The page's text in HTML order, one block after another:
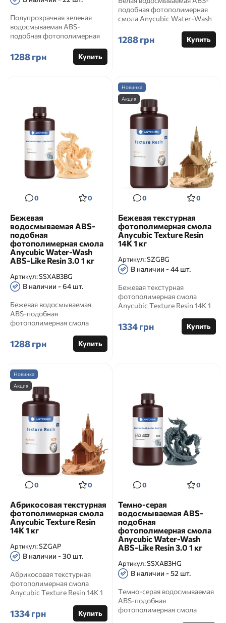
Полупрозрачная зеленая
водосмываемая ABS-
подобная фотополимерная
ABS-Like ...
1288 грн Купить
подобная фотополимерная
смола Anycubic Water-Wash
1288 грн Купить
0 0
Бежевая
водосмываемая ABS-
подобная
фотополимерная смола
Anycubic Water-Wash
ABS-Like Resin 3.0 1 кг
Артикул:SSXAB3BG
В наличии - 64 шт.
Бежевая водосмываемая
ABS-подобная
фотополимерная смола
Like Resin 3.0 1 кг ...
1288 грн Купить
Новинка
Акция
0 0
Бежевая текстурная
фотополимерная смола
Anycubic Texture Resin
14K 1 кг
Артикул:SZGBG
В наличии - 44 шт.
Бежевая текстурная
фотополимерная смола
Anycubic Texture Resin 14K 1
Официальное...
1334 грн Купить
Новинка
Акция
0 0
Абрикосовая текстурная
фотополимерная смола
Anycubic Texture Resin
14K 1 кг
Артикул:SZGAP
В наличии - 30 шт.
Абрикосовая текстурная
фотополимерная смола
Anycubic Texture Resin 14K 1
Официал...
1334 грн Купить
0 0
Темно-серая
водосмываемая ABS-
подобная
фотополимерная смола
Anycubic Water-Wash
ABS-Like Resin 3.0 1 кг
Артикул:SSXAB3HG
В наличии - 52 шт.
Темно-серая водосмываемая
ABS-подобная
фотополимерная смола